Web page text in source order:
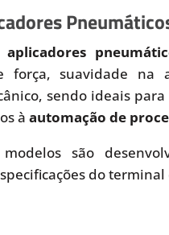
força, suavidade na
sendo ideais
à automação de
são
do